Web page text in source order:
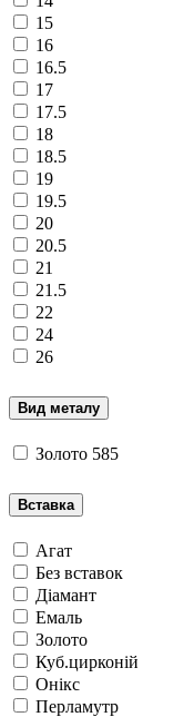
15
16
16.5
17
17.5
18
18.5
19
19.5
20
20.5
21
21.5
22
24
26
Вид металу
Золото 585
Вставка
Агат
Без вставок
Діамант
Емаль
Золото
Куб.цирконій
Онікс
Перламутр